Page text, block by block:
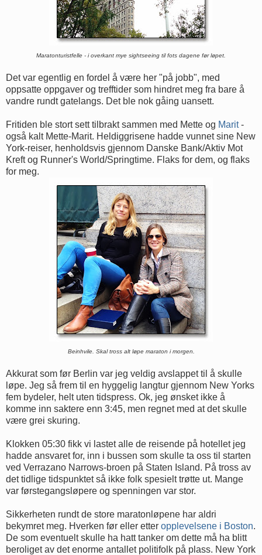
Maratonturistfelle - i overkant mye sightseeing til fots dagene før løpet.
Det var egentlig en fordel å være her "på jobb", med
oppsatte oppgaver og trefftider som hindret meg fra bare å
vandre rundt gatelangs. Det ble nok gåing uansett.
Fritiden ble stort sett tilbrakt sammen med Mette og Marit-
også kalt Mette-Marit. Heldiggrisene hadde vunnet sine New
York-reiser, henholdsvis gjennom Danske Bank/Aktiv Mot
Kreft og Runner's World/Springtime. Flaks for dem, og flaks
for meg.
Beinhvile. Skal tross alt løpe maraton i morgen.
Akkurat som før Berlin var jeg veldig avslappet til å skulle
løpe. Jeg så frem til en hyggelig langtur gjennom New Yorks
fem bydeler, helt uten tidspress. Ok, jeg ønsket ikke å
komme inn saktere enn 3:45, men regnet med at det skulle
være grei skuring.
Klokken 05:30 fikk vi lastet alle de reisende på hotellet jeg
hadde ansvaret for, inn i bussen som skulle ta oss til starten
ved Verrazano Narrows-broen på Staten Island. På tross av
det tidlige tidspunktet så ikke folk spesielt trøtte ut. Mange
var førstegangsløpere og spenningen var stor.
Sikkerheten rundt de store maratonløpene har aldri
bekymret meg. Hverken før eller etter opplevelsene i Boston.
De som eventuelt skulle ha hatt tanker om dette må ha blitt
beroliget av det enorme antallet politifolk på plass. New York